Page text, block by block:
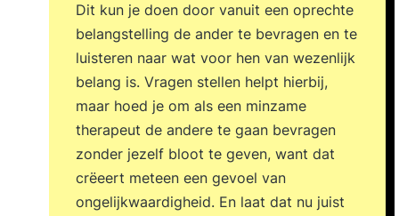
Dit kun je doen door vanuit een oprechte
belangstelling de ander te bevragen en te
luisteren naar wat voor hen van wezenlijk
belang is. Vragen stellen helpt hierbij,
maar hoed je om als een minzame
therapeut de andere te gaan bevragen
zonder jezelf bloot te geven, want dat
crëeert meteen een gevoel van
ongelijkwaardigheid. En laat dat nu juist